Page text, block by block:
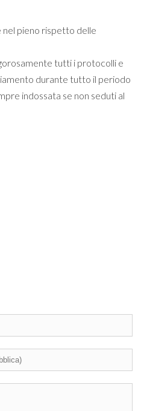
nel pieno rispetto delle
tutti i protocolli e
durante tutto il periodo
indossata se non seduti al